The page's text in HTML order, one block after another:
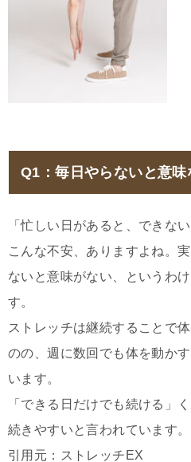
Q1：毎日やらないと意味
「忙しい日があると、できな
こんな不安、ありますよね。
ないと意味がない、というわ
す。
ストレッチは継続することで
のの、週に数回でも体を動か
います。
「できる日だけでも続ける」
続きやすいと言われています。
引用元：ストレッチEX